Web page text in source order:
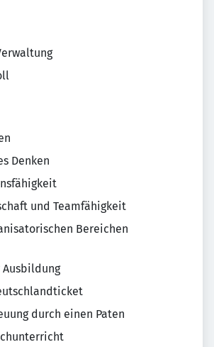
Denken
und Teamfähigkeit
Bereichen
durch einen Paten